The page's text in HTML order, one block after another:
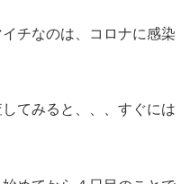
チなのは、コロナに感染
てみると、、、すぐには